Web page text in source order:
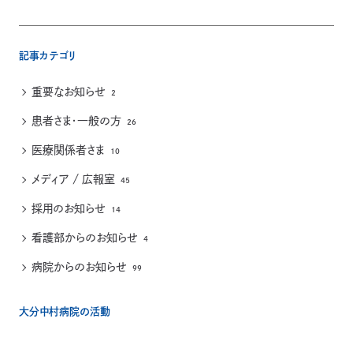
記事カテゴリ
重要なお知らせ 2
患者さま・一般の方 26
医療関係者さま 10
メディア / 広報室 45
採用のお知らせ 14
看護部からのお知らせ 4
病院からのお知らせ 99
大分中村病院の活動